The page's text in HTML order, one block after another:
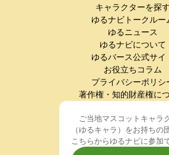
キャラクターを探す
ゆるナビトークルー
ゆるニュース
ゆるナビについて
ゆるバース公式サイ
お役立ちコラム
プライバシーポリシ
著作権・知的財産権に
ご当地マスコットキャラ
（ゆるキャラ）をお持ちの
こちらからゆるナビに参加